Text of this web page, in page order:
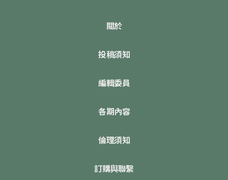
關於
投稿須知
編輯委員
各期內容
倫理須知
訂購與聯繫